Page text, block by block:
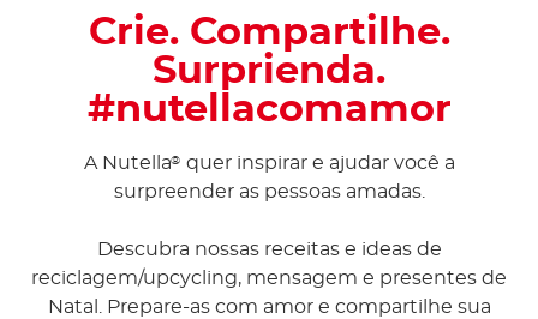
Crie. Compartilhe.
Surprienda.
#nutellacomamor
A Nutella® quer inspirar e ajudar você a
surpreender as pessoas amadas.
Descubra nossas receitas e ideas de
reciclagem/upcycling, mensagem e presentes de
Natal. Prepare-as com amor e compartilhe sua